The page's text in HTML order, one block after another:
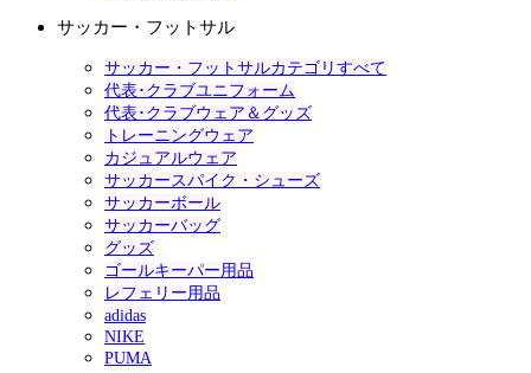
サッカー・フットサル
サッカー・フットサルカテゴリすべて
代表･クラブユニフォーム
代表･クラブウェア＆グッズ
トレーニングウェア
カジュアルウェア
サッカースパイク・シューズ
サッカーボール
サッカーバッグ
グッズ
ゴールキーパー用品
レフェリー用品
adidas
NIKE
PUMA